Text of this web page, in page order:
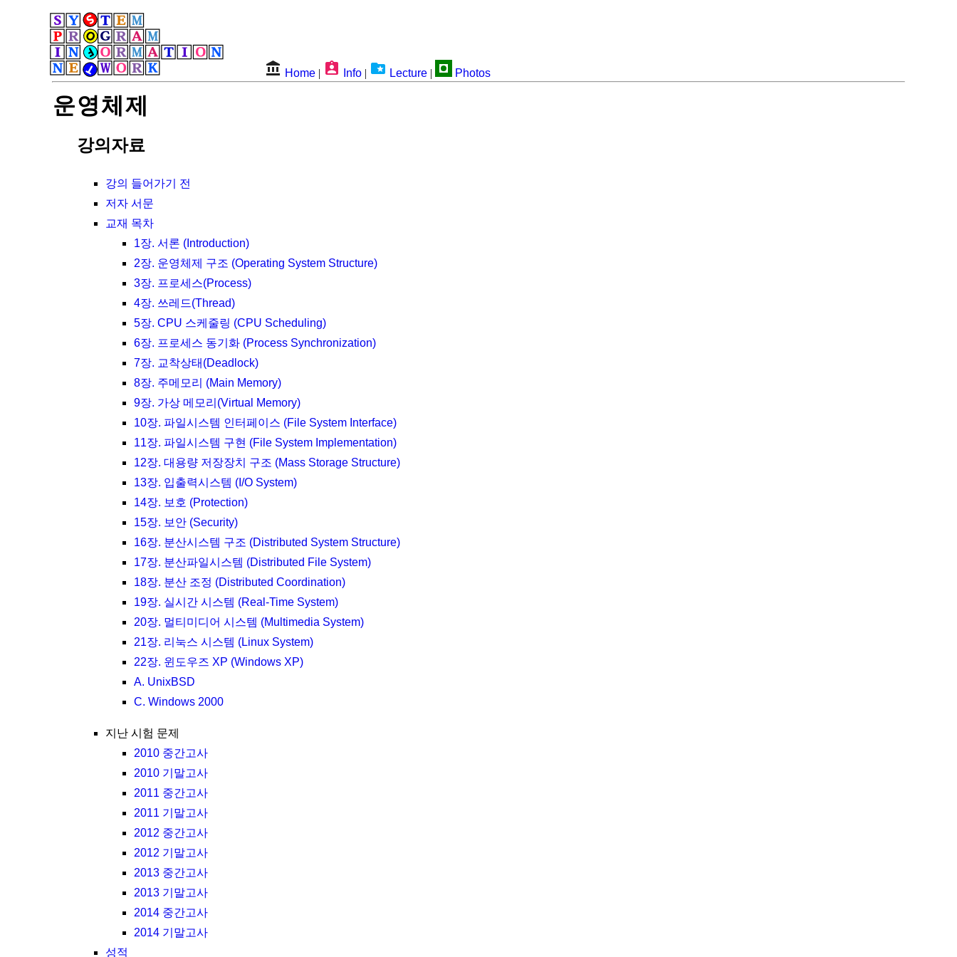
Home | Info | Lecture | Photos
운영체제
강의자료
강의 들어가기 전
저자 서문
교재 목차
1장. 서론 (Introduction)
2장. 운영체제 구조 (Operating System Structure)
3장. 프로세스(Process)
4장. 쓰레드(Thread)
5장. CPU 스케줄링 (CPU Scheduling)
6장. 프로세스 동기화 (Process Synchronization)
7장. 교착상태(Deadlock)
8장. 주메모리 (Main Memory)
9장. 가상 메모리(Virtual Memory)
10장. 파일시스템 인터페이스 (File System Interface)
11장. 파일시스템 구현 (File System Implementation)
12장. 대용량 저장장치 구조 (Mass Storage Structure)
13장. 입출력시스템 (I/O System)
14장. 보호 (Protection)
15장. 보안 (Security)
16장. 분산시스템 구조 (Distributed System Structure)
17장. 분산파일시스템 (Distributed File System)
18장. 분산 조정 (Distributed Coordination)
19장. 실시간 시스템 (Real-Time System)
20장. 멀티미디어 시스템 (Multimedia System)
21장. 리눅스 시스템 (Linux System)
22장. 윈도우즈 XP (Windows XP)
A. UnixBSD
C. Windows 2000
지난 시험 문제
2010 중간고사
2010 기말고사
2011 중간고사
2011 기말고사
2012 중간고사
2012 기말고사
2013 중간고사
2013 기말고사
2014 중간고사
2014 기말고사
성적